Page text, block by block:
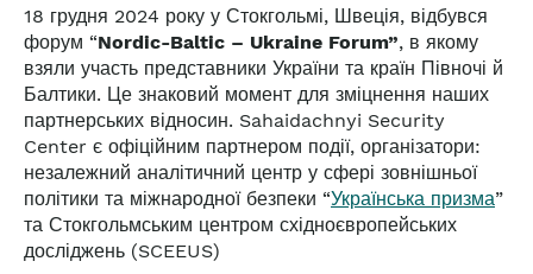
18 грудня 2024 року у Стокгольмі, Швеція, відбувся
форум “Nordic-Baltic – Ukraine Forum”, в якому
взяли участь представники України та країн Півночі й
Балтики. Це знаковий момент для зміцнення наших
партнерських відносин. Sahaidachnyi Security
Center є офіційним партнером події, організатори:
незалежний аналітичний центр у сфері зовнішньої
політики та міжнародної безпеки “Українська призма”
та Стокгольмським центром східноєвропейських
досліджень (SCEEUS)